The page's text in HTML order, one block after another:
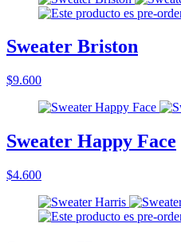
Sweater Briston
$9.600
Sweater Happy Face
$4.600